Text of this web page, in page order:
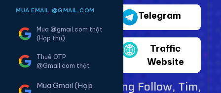
MUA EMAIL @GMAIL.COM
Mua @gmail.com thật
(Họp thư)
Thuê OTP
@Gmail.com thật
Mua Gmail (Họp
Shopee Telegram
Traffic
Website
Dịch Vụ TikTok - Tăng Follow, Tim,